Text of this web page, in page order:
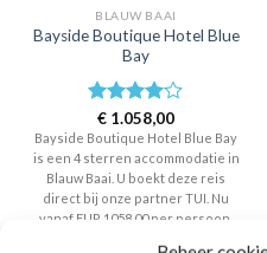
BLAUW BAAI
Bayside Boutique Hotel Blue
Bay
Waardering
4uit 5
€ 1.058,00
Bayside Boutique Hotel Blue Bay
is een 4 sterren accommodatie in
Blauw Baai. U boekt deze reis
direct bij onze partner TUI. Nu
vanaf EUR 1058.00 per persoon.